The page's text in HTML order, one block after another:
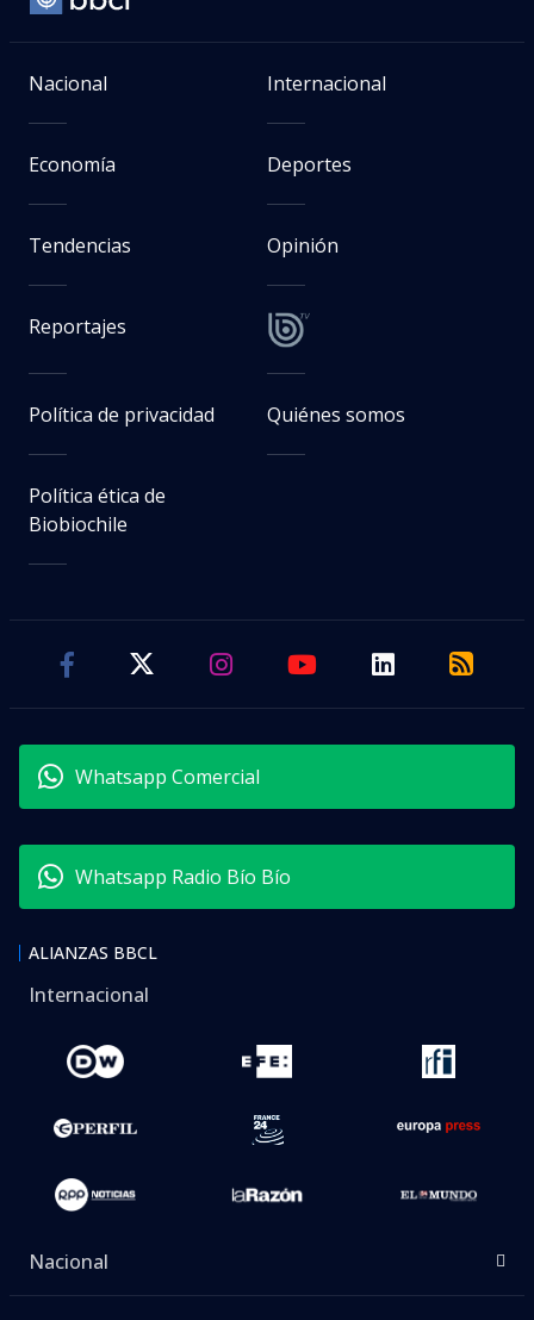
Nacional Internacional
Economía Deportes
Tendencias Opinión
Reportajes
Política de privacidad Quiénes somos
Política ética de
Biobiochile
Whatsapp Comercial
Whatsapp Radio Bío Bío
ALIANZAS BBCL
Internacional
Nacional